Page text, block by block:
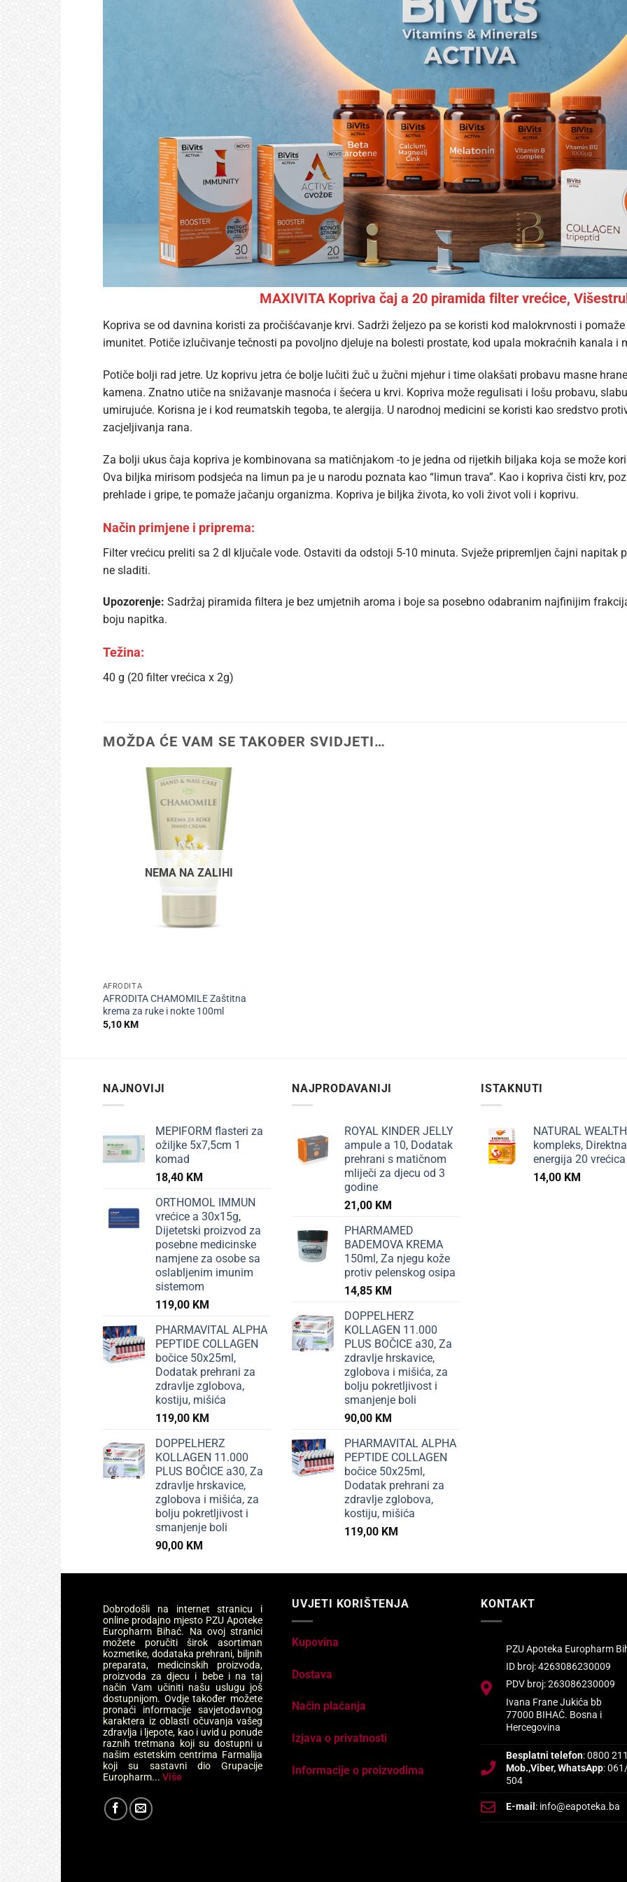
MAXIVITA Kopriva čaj a 20 piramida filter vrećice,
Kopriva se od davnina koristi za pročišćavanje krvi. Sadrži željezo pa se koristi kod malokrvnosti i
imunitet. Potiče izlučivanje tečnosti pa povoljno djeluje na bolesti prostate, kod upala mokraćnih kanala i
Potiče bolji rad jetre. Uz koprivu jetra će bolje lučiti žuč u žučni mjehur i time olakšati probavu masne
kamena. Znatno utiče na snižavanje masnoća i šećera u krvi. Kopriva može regulisati i lošu probavu,
umirujuće. Korisna je i kod reumatskih tegoba, te alergija. U narodnoj medicini se koristi kao sredstvo
zacjeljivanja rana.
Za bolji ukus čaja kopriva je kombinovana sa matičnjakom -to je jedna od rijetkih biljaka koja se može
Ova biljka mirisom podsjeća na limun pa je u narodu poznata kao “limun trava”. Kao i kopriva čisti krv,
prehlade i gripe, te pomaže jačanju organizma. Kopriva je biljka života, ko voli život voli i koprivu.
Način primjene i priprema:
Filter vrećicu preliti sa 2 dl ključale vode. Ostaviti da odstoji 5-10 minuta. Svježe pripremljen čajni napitak
ne sladiti.
Upozorenje: Sadržaj piramida filtera je bez umjetnih aroma i boje sa posebno odabranim najfinijim
boju napitka.
Težina:
40 g (20 filter vrećica x 2g)
MOŽDA ĆE VAM SE TAKOĐER SVIDJETI…
NEMA NA ZALIHI
AFRODITA
AFRODITA CHAMOMILE Zaštitna
krema za ruke i nokte 100ml
5,10KM
NAJNOVIJI
MEPIFORM flasteri za
ožiljke 5x7,5cm 1
komad
18,40 KM
ORTHOMOL IMMUN
vrećice a 30x15g,
Dijetetski proizvod za
posebne medicinske
namjene za osobe sa
oslabljenim imunim
sistemom
119,00 KM
PHARMAVITAL ALPHA
PEPTIDE COLLAGEN
bočice 50x25ml,
Dodatak prehrani za
zdravlje zglobova,
kostiju, mišića
119,00 KM
DOPPELHERZ
KOLLAGEN 11.000
PLUS BOČICE a30, Za
zdravlje hrskavice,
zglobova i mišića, za
bolju pokretljivost i
smanjenje boli
90,00 KM
NAJPRODAVANIJI
ROYAL KINDER JELLY
ampule a 10, Dodatak
prehrani s matičnom
mliječi za djecu od 3
godine
21,00 KM
PHARMAMED
BADEMOVA KREMA
150ml, Za njegu kože
protiv pelenskog osipa
14,85 KM
DOPPELHERZ
KOLLAGEN 11.000
PLUS BOČICE a30, Za
zdravlje hrskavice,
zglobova i mišića, za
bolju pokretljivost i
smanjenje boli
90,00 KM
PHARMAVITAL ALPHA
PEPTIDE COLLAGEN
bočice 50x25ml,
Dodatak prehrani za
zdravlje zglobova,
kostiju, mišića
119,00 KM
ISTAKNUTI
NATURAL
kompleks, Direktna
energija 20 vrećica
14,00 KM
Dobrodošli na internet stranicu i
online prodajno mjesto PZU Apoteke
Europharm Bihać. Na ovoj stranici
možete poručiti širok asortiman
kozmetike, dodataka prehrani, biljnih
preparata, medicinskih proizvoda,
proizvoda za djecu i bebe i na taj
način Vam učiniti našu uslugu još
dostupnijom. Ovdje također možete
pronaći informacije savjetodavnog
karaktera iz oblasti očuvanja vašeg
zdravlja i ljepote, kao i uvid u ponude
raznih tretmana koji su dostupni u
našim estetskim centrima Farmalija
koji su sastavni dio Grupacije
Europharm... Više
UVJETI KORIŠTENJA
Kupovina
Dostava
Način plaćanja
Izjava o privatnosti
Informacije o proizvodima
KONTAKT
PZU Apoteka Europharm
ID broj: 4263086230009
PDV broj: 263086230009
Ivana Frane Jukića bb
77000 BIHAĆ. Bosna i
Hercegovina
Besplatni telefon: 0800
Mob.,Viber, WhatsApp:
504
E-mail : info@eapoteka.ba